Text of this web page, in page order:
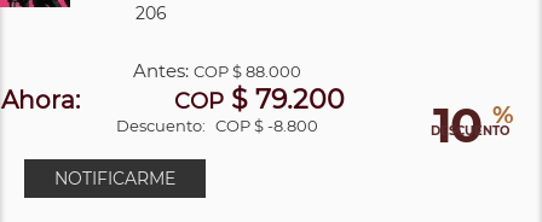
206
10 %
DESCUENTO
Antes: COP$ 88.000
Ahora: COP$ 79.200
Descuento: COP $ -8.800
NOTIFICARME